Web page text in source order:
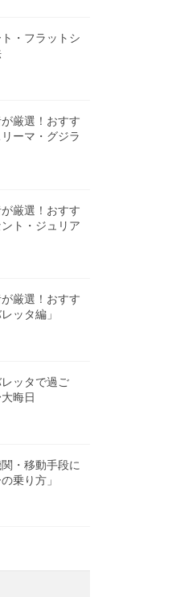
ト・フラットシ
が厳選！おすす
ーマ・グジラ
が厳選！おすす
ト・ジュリア
が厳選！おすす
ッタ編」
レッタで過ご
晦日
関・移動手段に
乗り方」